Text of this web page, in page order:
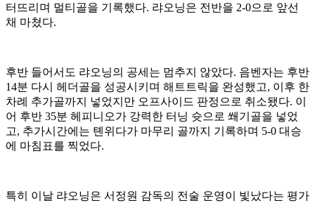
터뜨리며 멀티골을 기록했다. 랴오닝은 전반을 2-0으로 앞선
채 마쳤다.
후반 들어서도 랴오닝의 공세는 멈추지 않았다. 음벤자는 후반
14분 다시 헤더골을 성공시키며 해트트릭을 완성했고, 이후 한
차례 추가골까지 넣었지만 오프사이드 판정으로 취소됐다. 이
어 후반 35분 헤피니오가 강력한 터닝 슛으로 쐐기골을 넣었
고, 추가시간에는 톈위다가 마무리 골까지 기록하며 5-0 대승
에 마침표를 찍었다.
특히 이날 랴오닝은 서정원 감독의 전술 운영이 빛났다는 평가